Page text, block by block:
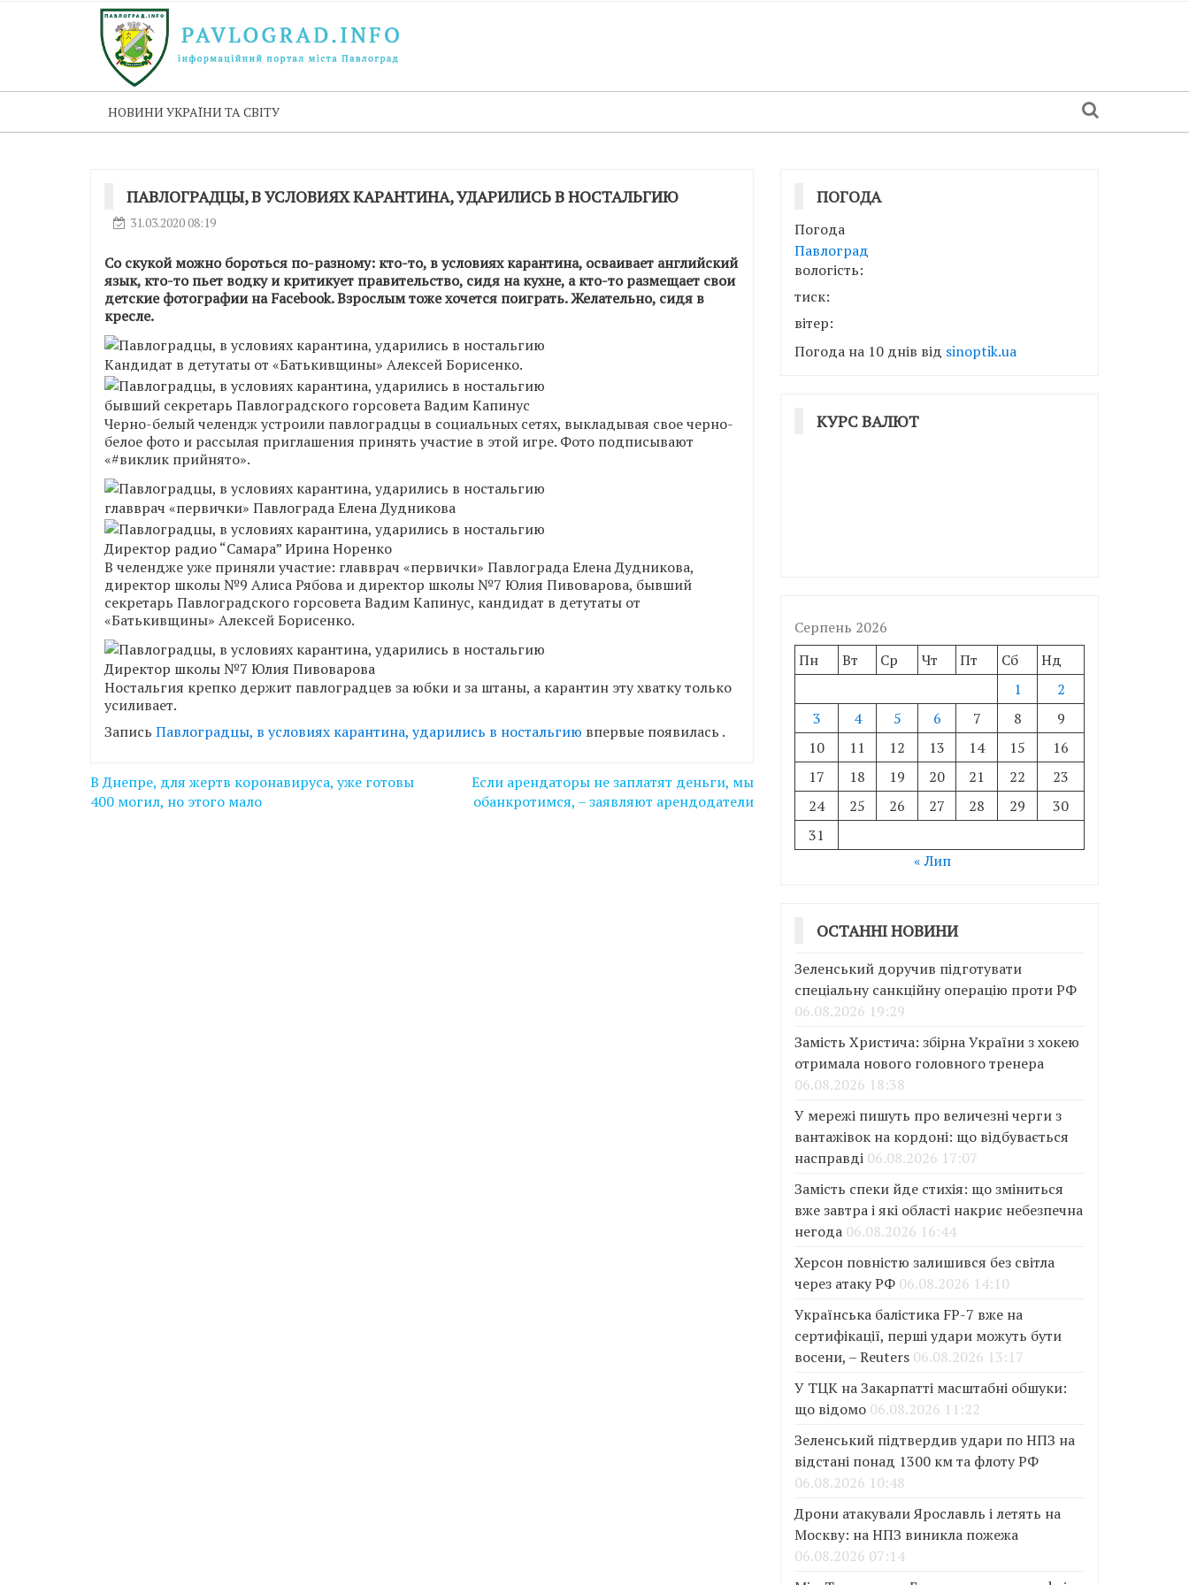
НОВИНИ УКРАЇНИ ТА СВІТУ
ПАВЛОГРАДЦЫ, В УСЛОВИЯХ КАРАНТИНА, УДАРИЛИСЬ В НОСТАЛЬГИЮ
31.03.2020 08:19
Со скукой можно бороться по-разному: кто-то, в условиях карантина, осваивает английский
язык, кто-то пьет водку и критикует правительство, сидя на кухне, а кто-то размещает свои
детские фотографии на Facebook.Взрослым тоже хочется поиграть. Желательно, сидя в
кресле.
Кандидат в детутаты от «Батькивщины» Алексей Борисенко.
бывший секретарь Павлоградского горсовета Вадим Капинус
Черно-белый челендж устроили павлоградцы в социальных сетях, выкладывая свое черно-
белое фото и рассылая приглашения принять участие в этой игре. Фото подписывают
«#виклик прийнято».
главврач «первички» Павлограда Елена Дудникова
Директор радио “Самара” Ирина Норенко
В челендже уже приняли участие: главврач «первички» Павлограда Елена Дудникова,
директор школы №9 Алиса Рябова и директор школы №7 Юлия Пивоварова, бывший
секретарь Павлоградского горсовета Вадим Капинус, кандидат в детутаты от
«Батькивщины» Алексей Борисенко.
Директор школы №7 Юлия Пивоварова
Ностальгия крепко держит павлоградцев за юбки и за штаны, а карантин эту хватку только
усиливает.
Запись Павлоградцы, в условиях карантина, ударились в ностальгию впервые появилась .
Навігація
записів
В Днепре, для жертв коронавируса, уже готовы
400 могил, но этого мало
Если арендаторы не заплатят деньги, мы
обанкротимся, – заявляют арендодатели
ПОГОДА
Погода
Павлоград
вологість:
тиск:
вітер:
Погода на 10 днів від sinoptik.ua
КУРС ВАЛЮТ
Серпень 2026
Пн
Вт Ср Чт Пт Сб
Нд
1
2
3
4 5 6 7 8
9
10
11 12 13 14 15
16
17
18 19 20 21 22
23
24
25 26 27 28 29
30
31
« Лип
ОСТАННІ НОВИНИ
Зеленський доручив підготувати
спеціальну санкційну операцію проти РФ
06.08.2026 19:29
Замість Христича: збірна України з хокею
отримала нового головного тренера
06.08.2026 18:38
У мережі пишуть про величезні черги з
вантажівок на кордоні: що відбувається
насправді 06.08.2026 17:07
Замість спеки йде стихія: що зміниться
вже завтра і які області накриє небезпечна
негода 06.08.2026 16:44
Херсон повністю залишився без світла
через атаку РФ 06.08.2026 14:10
Українська балістика FP-7 вже на
сертифікації, перші удари можуть бути
восени, – Reuters 06.08.2026 13:17
У ТЦК на Закарпатті масштабні обшуки:
що відомо 06.08.2026 11:22
Зеленський підтвердив удари по НПЗ на
відстані понад 1300 км та флоту РФ
06.08.2026 10:48
Дрони атакували Ярославль і летять на
Москву: на НПЗ виникла пожежа
06.08.2026 07:14